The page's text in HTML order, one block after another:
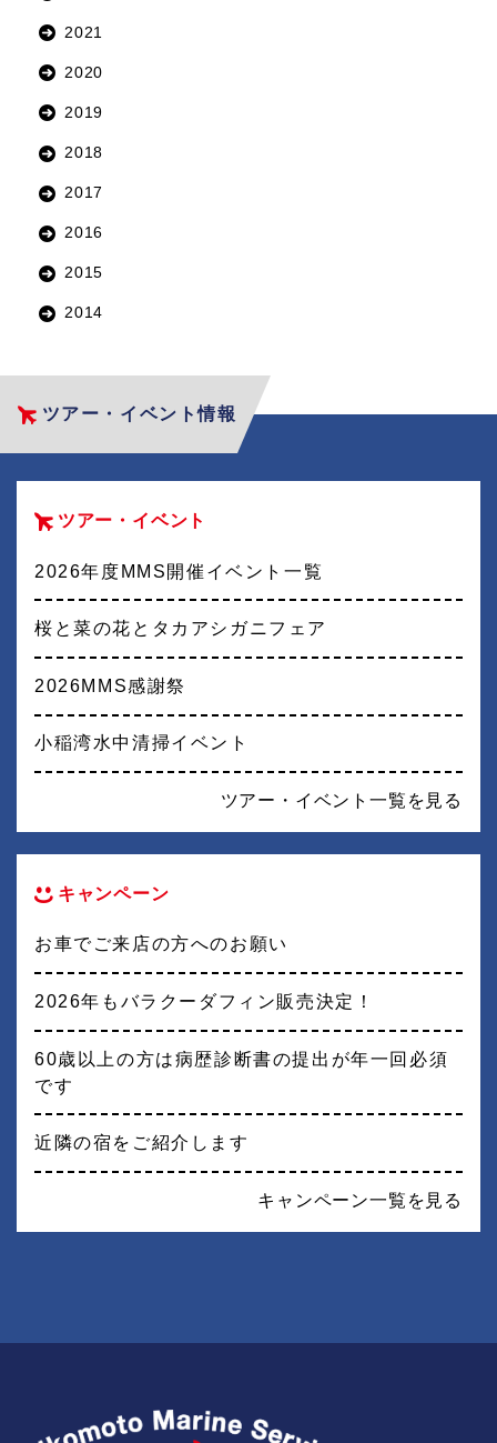
2021
2020
2019
2018
2017
2016
2015
2014
ツアー・イベント情報
ツアー・イベント
2026年度MMS開催イベント一覧
桜と菜の花とタカアシガニフェア
2026MMS感謝祭
小稲湾水中清掃イベント
ツアー・イベント一覧を見る
キャンペーン
お車でご来店の方へのお願い
2026年もバラクーダフィン販売決定！
60歳以上の方は病歴診断書の提出が年一回必須
です
近隣の宿をご紹介します
キャンペーン一覧を見る